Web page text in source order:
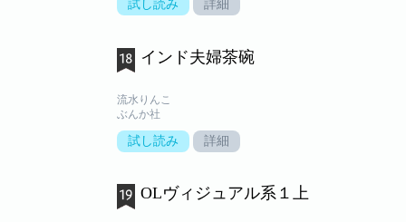
試し読み 詳細
インド夫婦茶碗
流水りんこ
ぶんか社
試し読み 詳細
OLヴィジュアル系１上